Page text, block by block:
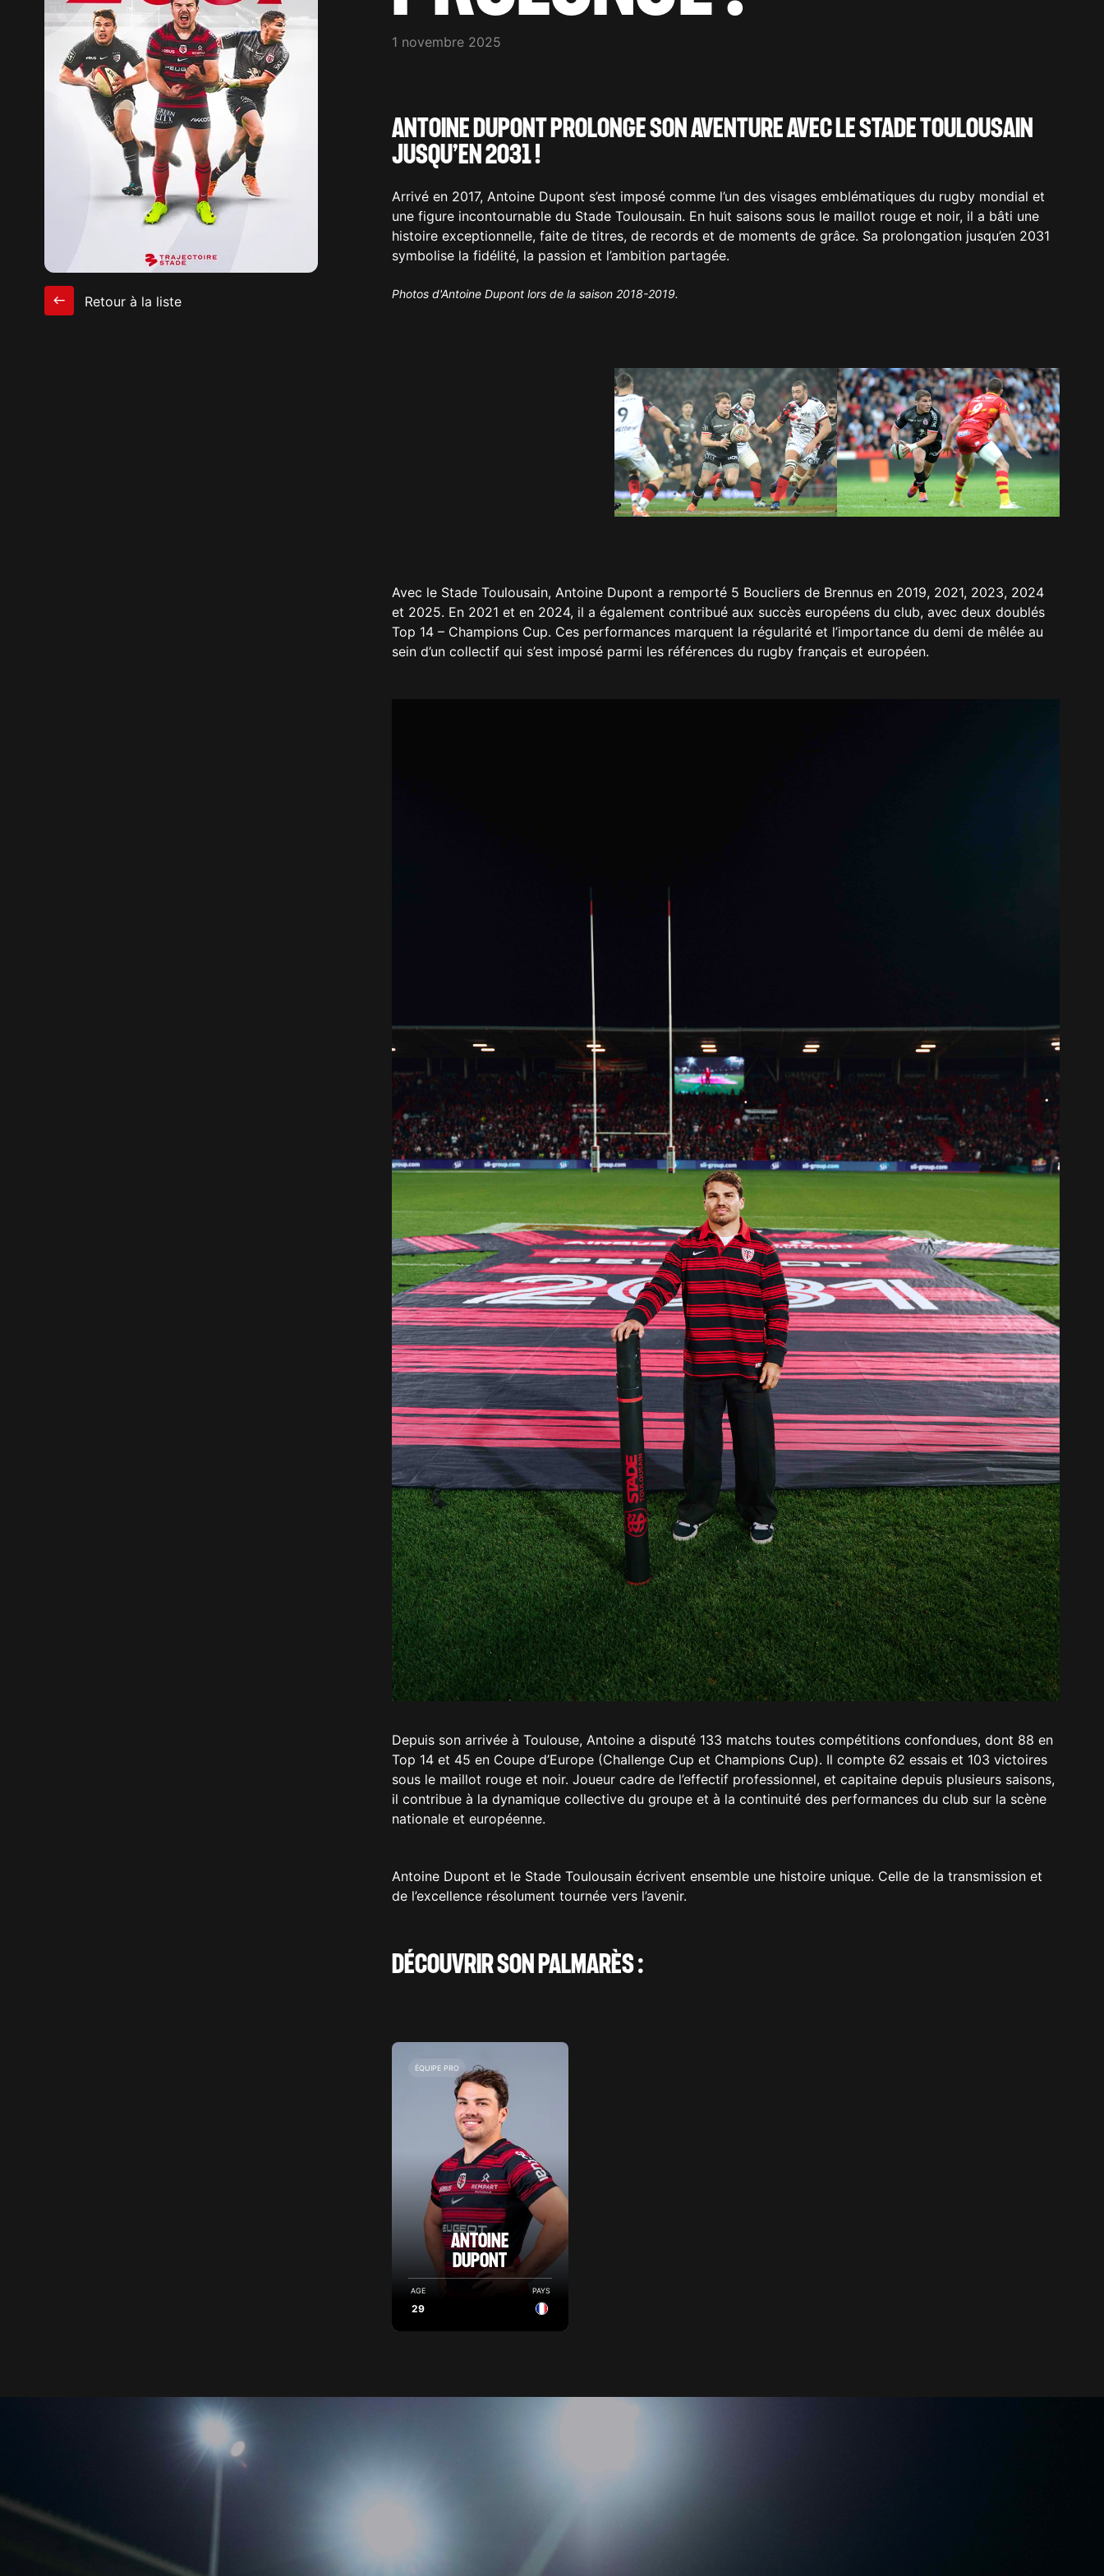
Retour à la liste
1 novembre 2025
ANTOINE DUPONT PROLONGE SON AVENTURE AVEC LE STADE TOULOUSAIN
JUSQU’EN 2031 !
Arrivé en 2017, Antoine Dupont s’est imposé comme l’un des visages emblématiques du rugby mondial et
une figure incontournable du Stade Toulousain. En huit saisons sous le maillot rouge et noir, il a bâti une
histoire exceptionnelle, faite de titres, de records et de moments de grâce. Sa prolongation jusqu’en 2031
symbolise la fidélité, la passion et l’ambition partagée.
Photos d'Antoine Dupont lors de la saison 2018-2019.
Avec le Stade Toulousain, Antoine Dupont a remporté 5 Boucliers de Brennus en 2019, 2021, 2023, 2024
et 2025. En 2021 et en 2024, il a également contribué aux succès européens du club, avec deux doublés
Top 14 – Champions Cup. Ces performances marquent la régularité et l’importance du demi de mêlée au
sein d’un collectif qui s’est imposé parmi les références du rugby français et européen.
Depuis son arrivée à Toulouse, Antoine a disputé 133 matchs toutes compétitions confondues, dont 88 en
Top 14 et 45 en Coupe d’Europe (Challenge Cup et Champions Cup). Il compte 62 essais et 103 victoires
sous le maillot rouge et noir. Joueur cadre de l’effectif professionnel, et capitaine depuis plusieurs saisons,
il contribue à la dynamique collective du groupe et à la continuité des performances du club sur la scène
nationale et européenne.
Antoine Dupont et le Stade Toulousain écrivent ensemble une histoire unique. Celle de la transmission et
de l’excellence résolument tournée vers l’avenir.
DÉCOUVRIR SON PALMARÈS :
ÉQUIPE PRO
ANTOINE
DUPONT
AGE
29
PAYS